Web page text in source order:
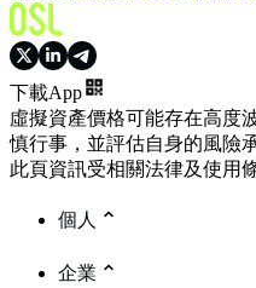
下載App
虛擬資產價格可能存在高度
慎行事，並評估自身的風險
此頁資訊受相關法律及使用
個人
企業